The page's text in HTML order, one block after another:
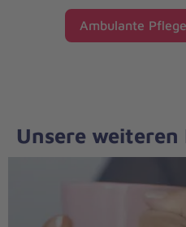
Ambulante
Unsere weiteren